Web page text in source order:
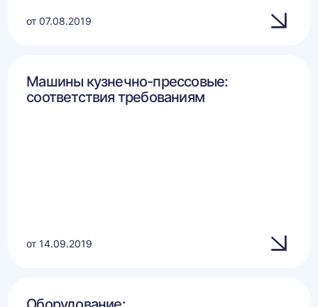
от 07.08.2019
Машины кузнечно-прессовые:
соответствия требованиям
от 14.09.2019